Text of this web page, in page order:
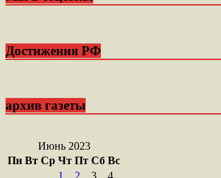
Достижения РФ
архив газеты
Июнь 2023
Пн Вт Ср Чт Пт Сб Вс
1
2 3
4